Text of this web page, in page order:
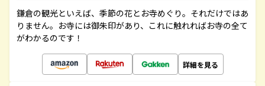
鎌倉の観光といえば、季節の花とお寺めぐり。それだけではあ
りません。お寺には御朱印があり、これに触れればお寺の全て
がわかるのです！
詳細を見る